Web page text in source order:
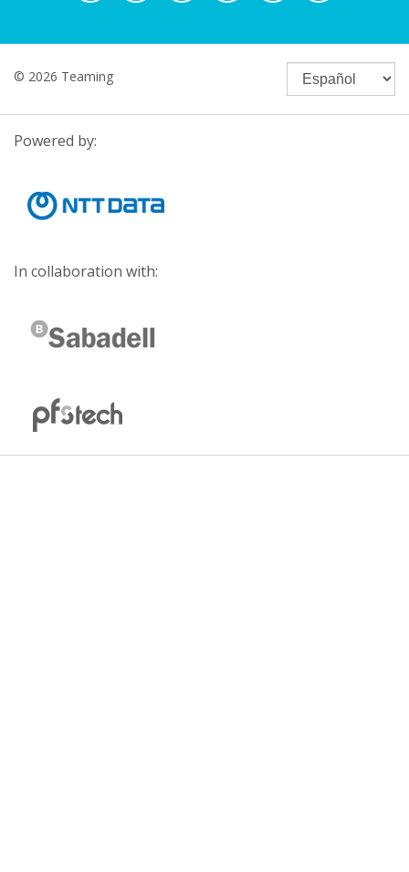
© 2026 Teaming
Powered by:
In collaboration with: